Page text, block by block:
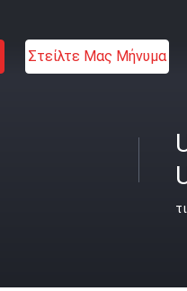
Στείλτε Μας Μήνυμα